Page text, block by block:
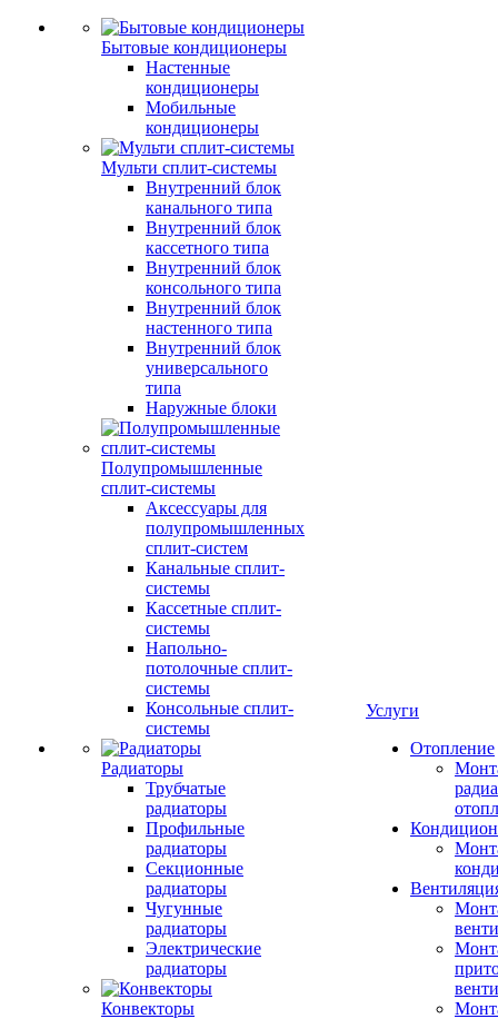
Бытовые кондиционеры
Настенные
кондиционеры
Мобильные
кондиционеры
Мульти сплит-системы
Внутренний блок
канального типа
Внутренний блок
кассетного типа
Внутренний блок
консольного типа
Внутренний блок
настенного типа
Внутренний блок
универсального
типа
Наружные блоки
Полупромышленные
сплит-системы
Аксессуары для
полупромышленных
сплит-систем
Канальные сплит-
системы
Кассетные сплит-
системы
Напольно-
потолочные сплит-
системы
Консольные сплит-
системы
Радиаторы
Трубчатые
радиаторы
Профильные
радиаторы
Секционные
радиаторы
Чугунные
радиаторы
Электрические
радиаторы
Конвекторы
Услуги
Отопление